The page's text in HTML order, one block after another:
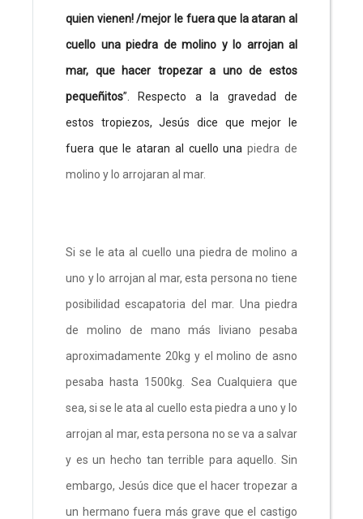
quien vienen! /mejor le fuera que la ataran al
cuello una piedra de molino y lo arrojan al
mar, que hacer tropezar a uno de estos
pequeñitos”. Respecto a la gravedad de
estos tropiezos, Jesús dice que mejor le
fuera que le ataran al cuello una piedra de
molino y lo arrojaran al mar.
Si se le ata al cuello una piedra de molino a
uno y lo arrojan al mar, esta persona no tiene
posibilidad escapatoria del mar. Una piedra
de molino de mano más liviano pesaba
aproximadamente 20kg y el molino de asno
pesaba hasta 1500kg. Sea Cualquiera que
sea, si se le ata al cuello esta piedra a uno y lo
arrojan al mar, esta persona no se va a salvar
y es un hecho tan terrible para aquello. Sin
embargo, Jesús dice que el hacer tropezar a
un hermano fuera más grave que el castigo